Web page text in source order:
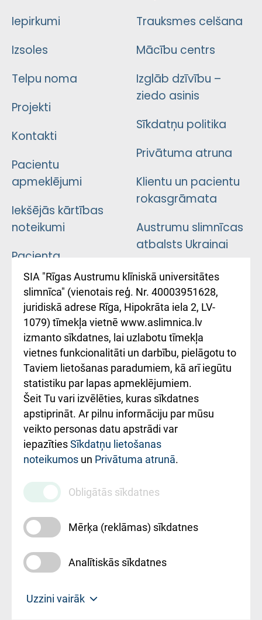
Iepirkumi
Izsoles
Telpu noma
Projekti
Kontakti
Pacientu
apmeklējumi
Iekšējās kārtības
noteikumi
Pacienta
atsauksmju/sūdzību
iesniegšanas
kārtība
Kā pie mums nokļūt
Rēķinu apmaksas
ceļvedis
Rekvizīti un
ārstniecības
iestādes kods
010000234
Maksas
pakalpojumu
cenrādis
Trauksmes celšana
Mācību centrs
Izglāb dzīvību –
ziedo asinis
Sīkdatņu politika
Privātuma atruna
Klientu un pacientu
rokasgrāmata
Austrumu slimnīcas
atbalsts Ukrainai
Підтримка Східної
лікарні та співпраця з
Україною
SIA "Rīgas Austrumu klīniskā universitātes
slimnīca" (vienotais reģ. Nr. 40003951628,
juridiskā adrese Rīga, Hipokrāta iela 2, LV-
1079) tīmekļa vietnē www.aslimnica.lv
izmanto sīkdatnes, lai uzlabotu tīmekļa
vietnes funkcionalitāti un darbību, pielāgotu to
Taviem lietošanas paradumiem, kā arī iegūtu
statistiku par lapas apmeklējumiem.
Šeit Tu vari izvēlēties, kuras sīkdatnes
apstiprināt. Ar pilnu informāciju par mūsu
veikto personas datu apstrādi var
iepazītiesSīkdatņu lietošanas
noteikumos un Privātuma atrunā.
Obligātās sīkdatnes
Mērķa (reklāmas) sīkdatnes
Analītiskās sīkdatnes
Uzzini vairāk